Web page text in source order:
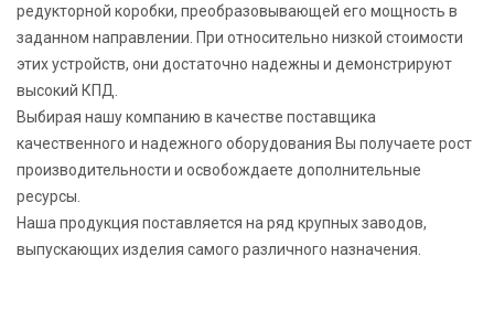
редукторной коробки, преобразовывающей его мощность в
заданном направлении. При относительно низкой стоимости
этих устройств, они достаточно надежны и демонстрируют
высокий КПД.
Выбирая нашу компанию в качестве поставщика
качественного и надежного оборудования Вы получаете рост
производительности и освобождаете дополнительные
ресурсы.
Наша продукция поставляется на ряд крупных заводов,
выпускающих изделия самого различного назначения.